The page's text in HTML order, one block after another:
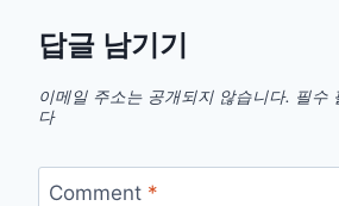
답글 남기기
이메일 주소는 공개되지 않습니다. 필수
다
Comment *